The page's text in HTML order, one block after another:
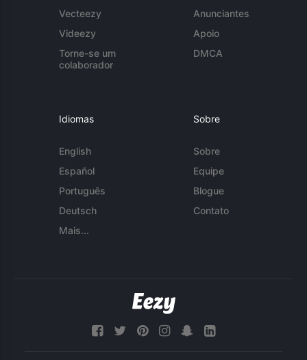
Vecteezy
Videezy
Torne-se um
colaborador
Anunciantes
Apoio
DMCA
Idiomas
English
Español
Português
Deutsch
Mais...
Sobre
Sobre
Equipe
Blogue
Contato